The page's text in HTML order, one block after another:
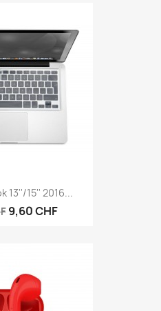
13''/15'' 2016...
9,60 CHF